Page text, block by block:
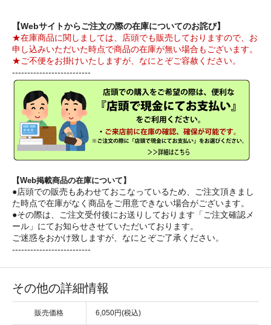
【Webサイトからご注文の際の在庫についてのお詫び】
★在庫商品に関しましては、店頭でも販売しておりますので、お
申し込みいただいた時点で商品の在庫が無い場合もございます。
★ご不便をお掛けいたしますが、なにとぞご容赦ください。
--------------------------
【Web掲載商品の在庫について】
●店頭での販売もあわせておこなっているため、ご注文頂きまし
た時点で在庫がなく商品をご用意できない場合がございます。
●その際は、ご注文受付後にお送りしております「ご注文確認メ
ール」にてお知らせさせていただいております。
ご迷惑をおかけ致しますが、なにとぞご了承ください。
--------------------------
その他の詳細情報
販売価格 6,050円(税込)